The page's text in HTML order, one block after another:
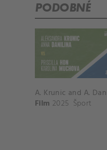
PODOBNÉ
Film 2025 Šport